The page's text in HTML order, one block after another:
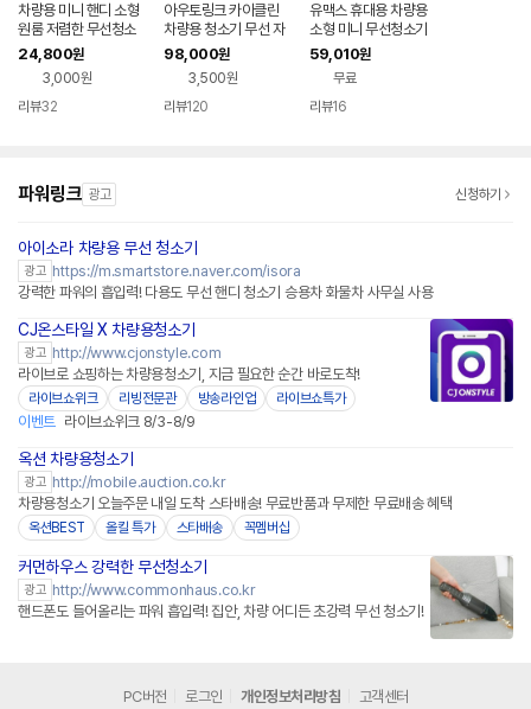
차량용 미니 핸디 소형
원룸 저렴한 무선청소
기 에어건 진공 ISH1
24,800원
3,000원
리뷰32
아우토링크 카아클린
차량용 청소기 무선 자
동차 핸디 휴대용 실내
미니 소형 에어건
98,000원
3,500원
리뷰120
유맥스 휴대용 차량용
소형 미니 무선청소기
VC8KW 에어건 핸디
형 자동차 가정용 캠핑
59,010원
무료
리뷰16
파워링크 광고 신청하기
아이소라 차량용 무선 청소기
광고 https://m.smartstore.naver.com/isora
강력한 파워의 흡입력! 다용도 무선 핸디 청소기 승용차 화물차 사무실 사용
CJ온스타일 X 차량용청소기
광고 http://www.cjonstyle.com
라이브로 쇼핑하는 차량용청소기, 지금 필요한 순간 바로도착!
라이브쇼위크 리빙전문관 방송라인업 라이브쇼특가
이벤트 라이브쇼위크 8/3-8/9
옥션 차량용청소기
광고 http://mobile.auction.co.kr
차량용청소기 오늘주문 내일 도착 스타배송! 무료반품과 무제한 무료배송 혜택
옥션BEST 올킬 특가 스타배송 꼭멤버십
커먼하우스 강력한 무선청소기
광고 http://www.commonhaus.co.kr
핸드폰도 들어올리는 파워 흡입력! 집안, 차량 어디든 초강력 무선 청소기!
PC버전 로그인 개인정보처리방침 고객센터